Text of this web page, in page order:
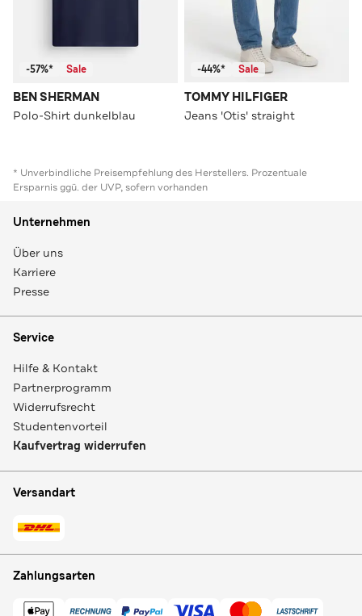
-57%* Sale
BEN SHERMAN
Polo-Shirt dunkelblau
-44%* Sale
TOMMY HILFIGER
Jeans 'Otis' straight
* Unverbindliche Preisempfehlung des Herstellers. Prozentuale
Ersparnis ggü. der UVP, sofern vorhanden
Unternehmen
Über uns
Karriere
Presse
Service
Hilfe & Kontakt
Partnerprogramm
Widerrufsrecht
Studentenvorteil
Kaufvertrag widerrufen
Versandart
Zahlungsarten